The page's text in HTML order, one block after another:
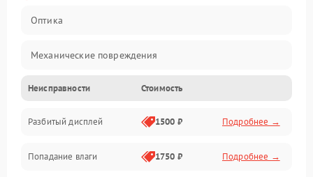
Оптика
Механические повреждения
Видео
Механика
Управление
Неисправности Стоимость
Разбитый дисплей 1500 ₽ Подробнее →
Попадание влаги 1750 ₽ Подробнее →